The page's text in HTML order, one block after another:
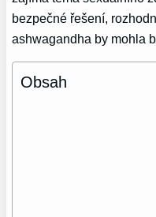
bezpečné řešení,
ashwagandha by mohla
Obsah